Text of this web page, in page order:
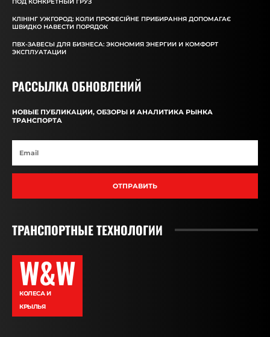
ПОД КОНКРЕТНЫЙ ГРУЗ
КЛІНІНГ УЖГОРОД: КОЛИ ПРОФЕСІЙНЕ ПРИБИРАННЯ ДОПОМАГАЄ
ШВИДКО НАВЕСТИ ПОРЯДОК
ПВХ-ЗАВЕСЫ ДЛЯ БИЗНЕСА: ЭКОНОМИЯ ЭНЕРГИИ И КОМФОРТ
ЭКСПЛУАТАЦИИ
РАССЫЛКА ОБНОВЛЕНИЙ
НОВЫЕ ПУБЛИКАЦИИ, ОБЗОРЫ И АНАЛИТИКА РЫНКА
ТРАНСПОРТА
ОТПРАВИТЬ
ТРАНСПОРТНЫЕ ТЕХНОЛОГИИ
W&W
КОЛЕСА И
КРЫЛЬЯ